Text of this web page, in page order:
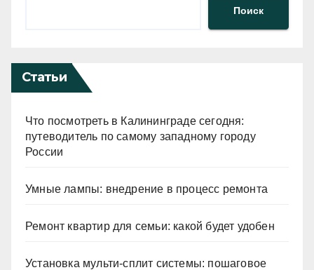
Поиск
Статьи
Что посмотреть в Калининграде сегодня:
путеводитель по самому западному городу
России
Умные лампы: внедрение в процесс ремонта
Ремонт квартир для семьи: какой будет удобен
Установка мульти-сплит системы: пошаговое